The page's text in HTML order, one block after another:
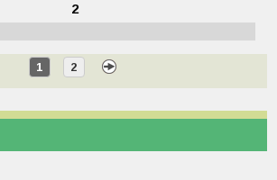
2
1 2